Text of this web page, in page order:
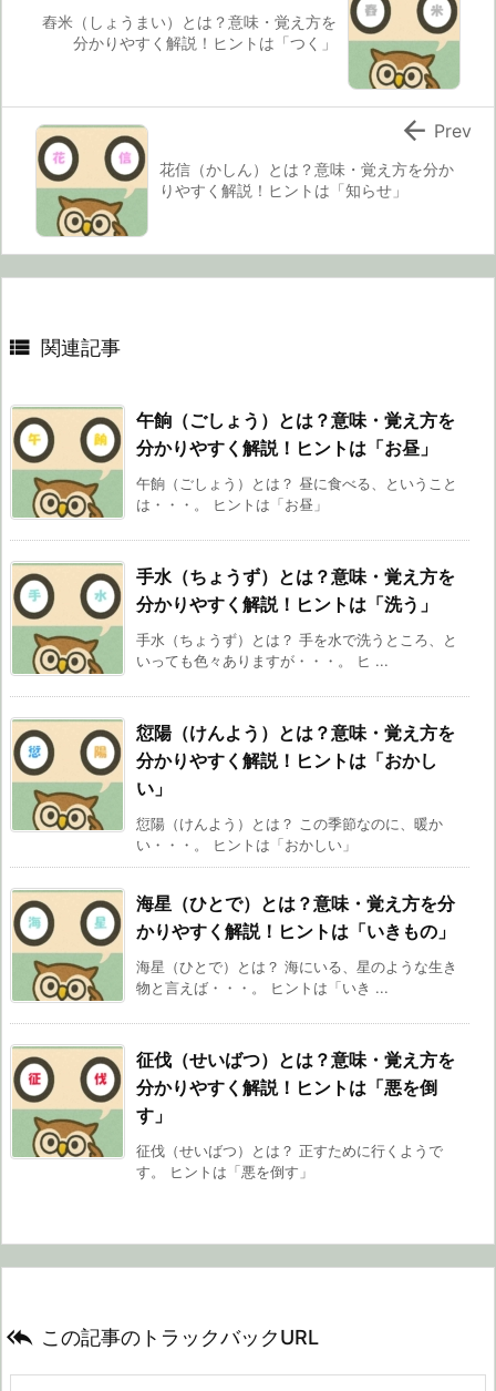
舂米（しょうまい）とは？意味・覚え方を
分かりやすく解説！ヒントは「つく」
花信（かしん）とは？意味・覚え方を分か
りやすく解説！ヒントは「知らせ」
 Prev
 関連記事
午餉（ごしょう）とは？意味・覚え方を
分かりやすく解説！ヒントは「お昼」
午餉（ごしょう）とは？ 昼に食べる、ということ
は・・・。 ヒントは「お昼」
手水（ちょうず）とは？意味・覚え方を
分かりやすく解説！ヒントは「洗う」
手水（ちょうず）とは？ 手を水で洗うところ、と
いっても色々ありますが・・・。 ヒ ...
愆陽（けんよう）とは？意味・覚え方を
分かりやすく解説！ヒントは「おかし
い」
愆陽（けんよう）とは？ この季節なのに、暖か
い・・・。 ヒントは「おかしい」
海星（ひとで）とは？意味・覚え方を分
かりやすく解説！ヒントは「いきもの」
海星（ひとで）とは？ 海にいる、星のような生き
物と言えば・・・。 ヒントは「いき ...
征伐（せいばつ）とは？意味・覚え方を
分かりやすく解説！ヒントは「悪を倒
す」
征伐（せいばつ）とは？ 正すために行くようで
す。 ヒントは「悪を倒す」
 この記事のトラックバックURL